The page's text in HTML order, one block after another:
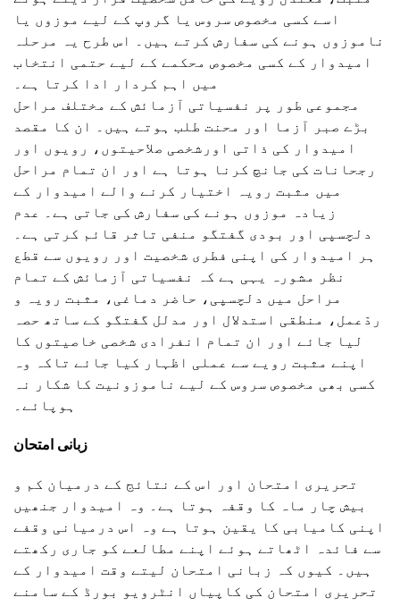
اسے کسی مخصوص سروس یا گروپ کے لیے موزوں یا
ناموزوں ہونے کی سفارش کرتے ہیں۔ اس طرح یہ مرحلہ
امیدوار کے کسی مخصوص محکمے کے لیے حتمی انتخاب
میں اہم کردار ادا کرتا ہے۔
مجموعی طور پر نفسیاتی آزمائش کے مختلف مراحل
بڑے صبر آزما اور محنت طلب ہوتے ہیں۔ ان کا مقصد
امیدوار کی ذاتی اورشخصی صلاحیتوں، رویوں اور
رجحانات کی جانچ کرنا ہوتا ہے اور ان تمام مراحل
میں مثبت رویہ اختیار کرنے والے امیدوار کے
زیادہ موزوں ہونے کی سفارش کی جاتی ہے۔ عدم
دلچسپی اور بودی گفتگو منفی تاثر قائم کرتی ہے۔
ہر امیدوار کی اپنی فطری شخصیت اور رویوں سے قطع
نظر مشورہ یہی ہے کہ نفسیاتی آزمائش کے تمام
مراحل میں دلچسپی، حاضر دماغی، مثبت رویہ و
ردّعمل، منطقی استدلال اور مدلل گفتگو کے ساتھ حصہ
لیا جائے اور ان تمام انفرادی شخصی خاصیتوں کا
اپنے مثبت رویے سے عملی اظہار کیا جائے تاکہ وہ
کسی بھی مخصوص سروس کے لیے ناموزونیت کا شکار نہ
ہوپائے۔
زبانی امتحان
تحریری امتحان اور اس کے نتائج کے درمیان کم و
بیش چار ماہ کا وقفہ ہوتا ہے۔ وہ امیدوار جنھیں
اپنی کامیابی کا یقین ہوتا ہے وہ اس درمیانی وقفے
سے فائدہ اٹھاتے ہوئے اپنے مطالعے کو جاری رکھتے
ہیں۔ کیوں کہ زبانی امتحان لیتے وقت امیدوار کے
تحریری امتحان کی کاپیاں انٹرویو بورڈ کے سامنے